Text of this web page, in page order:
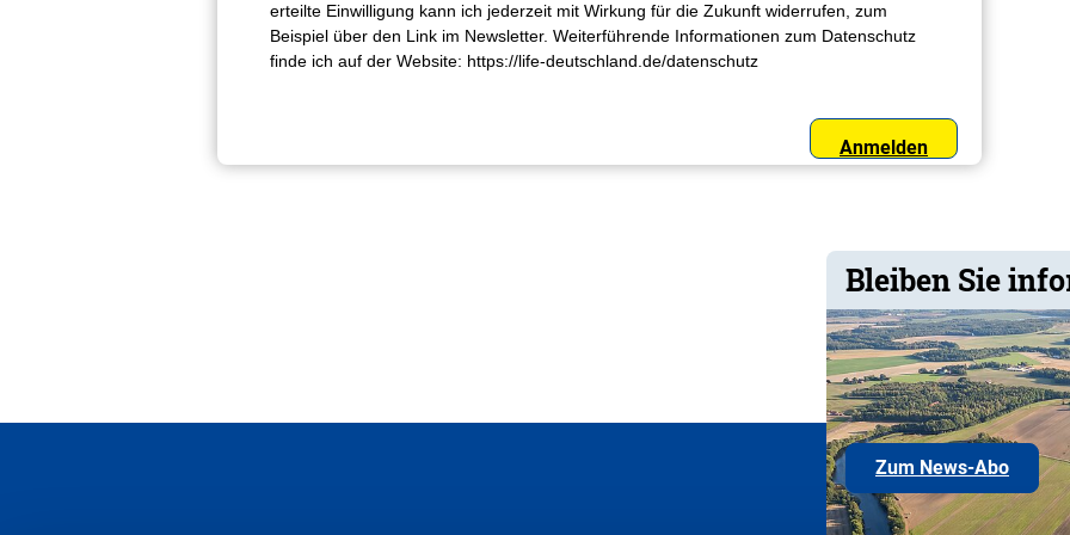
erteilte Einwilligung kann ich jederzeit mit Wirkung für die Zukunft widerrufen, zum
Beispiel über den Link im Newsletter. Weiterführende Informationen zum Datenschutz
finde ich auf der Website: https://life-deutschland.de/datenschutz
Anmelden
Bleiben Sie
Zum News-AboHier
Sie
sich